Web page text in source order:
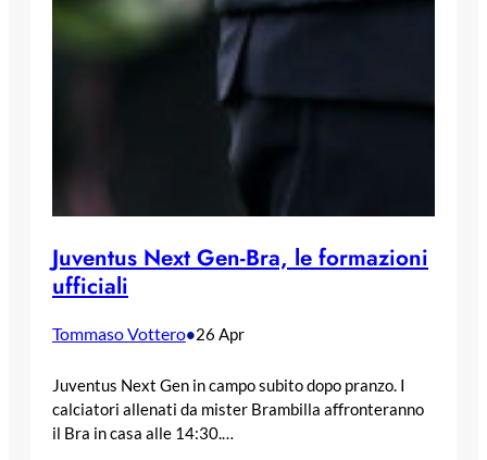
Juventus Next Gen-Bra, le formazioni
ufficiali
Tommaso Vottero•26 Apr
Juventus Next Gen in campo subito dopo pranzo. I
calciatori allenati da mister Brambilla affronteranno
il Bra in casa alle 14:30.…